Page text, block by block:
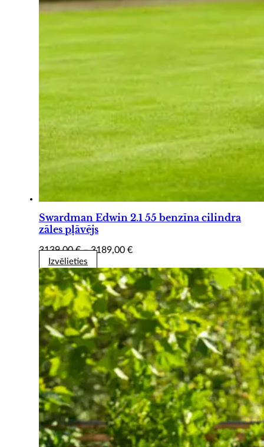
Swardman Edwin 2.1 55 benzīna cilindra
zāles pļāvējs
3139,00€ – 3189,00 €Price
3139,00 €
through
3189,00 €
Izvēlieties